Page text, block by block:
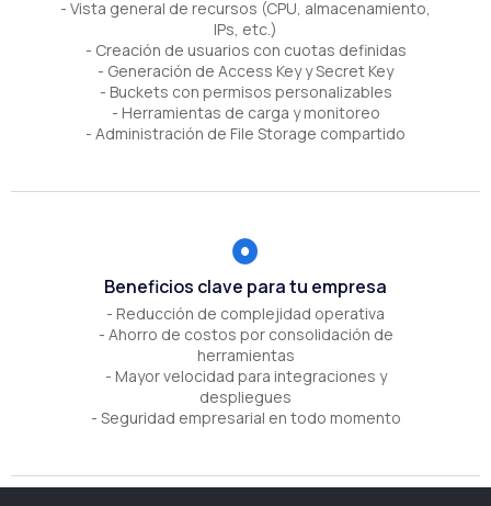
- Vista general de recursos (CPU, almacenamiento,
IPs, etc.)
- Creación de usuarios con cuotas definidas
- Generación de Access Key y Secret Key
- Buckets con permisos personalizables
- Herramientas de carga y monitoreo
- Administración de File Storage compartido
Beneficios clave para tu empresa
- Reducción de complejidad operativa
- Ahorro de costos por consolidación de
herramientas
- Mayor velocidad para integraciones y
despliegues
- Seguridad empresarial en todo momento